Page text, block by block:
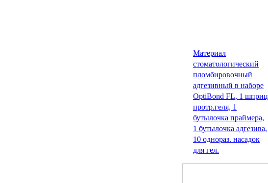
Материал
стоматологический
пломбировочный
адгезивный в наборе
OptiBond FL, 1 шприц
протр.геля, 1
бутылочка праймера,
1 бутылочка адгезива,
10 однораз. насадок
для гел.